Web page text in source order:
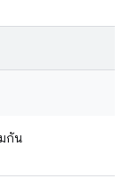
กัน